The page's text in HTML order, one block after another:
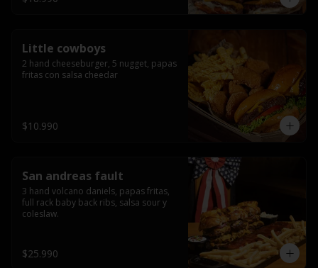
Little cowboys
2 hand cheeseburger, 5 nugget, papas
fritas con salsa cheedar
$10.990
San andreas fault
3 hand volcano daniels, papas fritas,
full rack baby back ribs, salsa sour y
coleslaw.
$25.990